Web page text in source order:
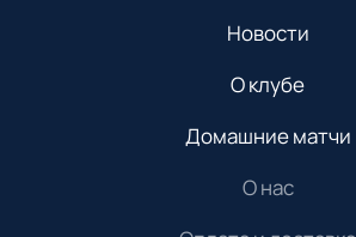
Новости
О клубе
Домашние матчи
О нас